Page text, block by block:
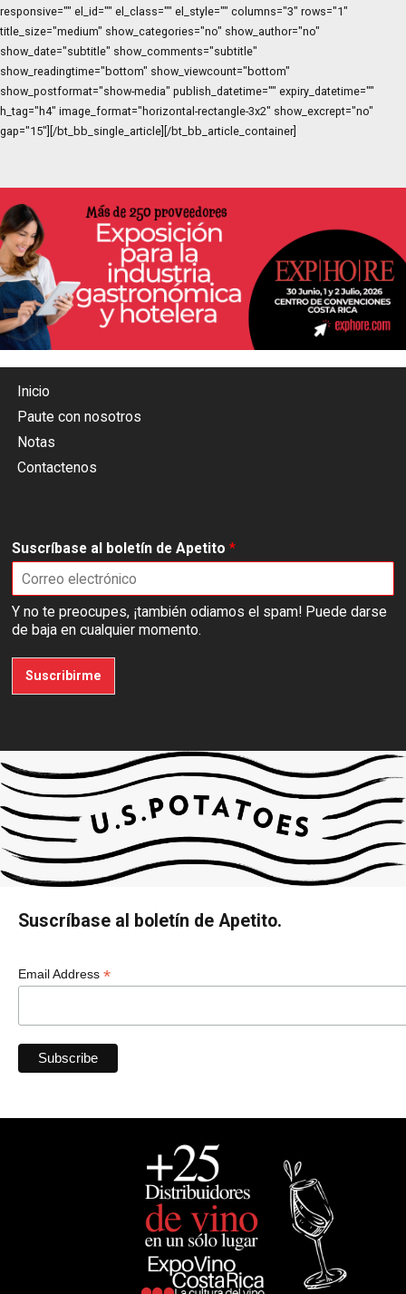
responsive="" el_id="" el_class="" el_style="" columns="3" rows="1"
title_size="medium" show_categories="no" show_author="no"
show_date="subtitle" show_comments="subtitle"
show_readingtime="bottom" show_viewcount="bottom"
show_postformat="show-media" publish_datetime="" expiry_datetime=""
h_tag="h4" image_format="horizontal-rectangle-3x2" show_excrept="no"
gap="15"][/bt_bb_single_article][/bt_bb_article_container]
Inicio
Paute con nosotros
Notas
Contactenos
Suscríbase al boletín de Apetito *
Y no te preocupes, ¡también odiamos el spam! Puede darse
de baja en cualquier momento.
Suscribirme
Suscríbase al boletín de Apetito.
Email Address *